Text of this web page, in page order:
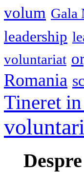
volum Gala
leadership
voluntariat
Romania
Tineret